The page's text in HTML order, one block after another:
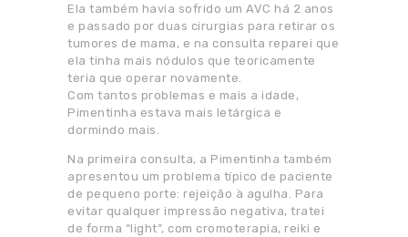
Ela também havia sofrido um AVC há 2 anos
e passado por duas cirurgias para retirar os
tumores de mama, e na consulta reparei que
ela tinha mais nódulos que teoricamente
teria que operar novamente.
Com tantos problemas e mais a idade,
Pimentinha estava mais letárgica e
dormindo mais.
Na primeira consulta, a Pimentinha também
apresentou um problema típico de paciente
de pequeno porte: rejeição à agulha. Para
evitar qualquer impressão negativa, tratei
de forma “light”, com cromoterapia, reiki e